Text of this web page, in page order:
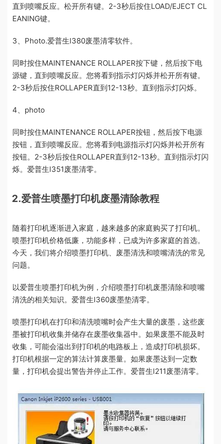
直到喷嘴反应。松开所有键。2-3秒后按住LOAD/EJECT CL
EANING键。
3、Photo.爱普生l380废墨清零软件。
同时按住MAINTENANCE ROLLAPER按下键，然后按下电
源键，直到喷嘴反应。您将看到指示灯闪烁并松开所有键。
2-3秒后按住ROLLAPER直到12-13秒。直到指示灯闪烁。
4、photo
同时按住MAINTENANCE ROLLAPER按钮，然后按下电源
按钮，直到喷嘴反应。您将看到电源指示灯闪烁并松开所有
按钮。2-3秒后按住ROLLAPER直到12-13秒。直到指示灯闪
烁。爱普生l351废墨清零。
2.爱普生喷墨打印机废墨清除教程
随着打印机逐渐进入家庭，越来越多的家庭购买了打印机。
喷墨打印机价格低廉，功能多样，已成为许多家庭的首选。
今天，我们将介绍喷墨打印机、废墨清洗和喷嘴清洗的常见
问题。
以爱普生喷墨打印机为例，介绍喷墨打印机废墨清除和喷嘴
清洗的相关知识。爱普生l360废墨垫清零。
喷墨打印机在打印和清洗喷嘴时会产生大量的废墨，这些废
墨被打印机收集并储存在废墨收集器中。如果废墨不能及时
收集，可能会溢出到打印机的电路板上，造成打印机损坏。
打印机根据一定的算法计算废墨量。如果废墨达到一定数
量，打印机会提出警告并停止工作。爱普生l211废墨清零。